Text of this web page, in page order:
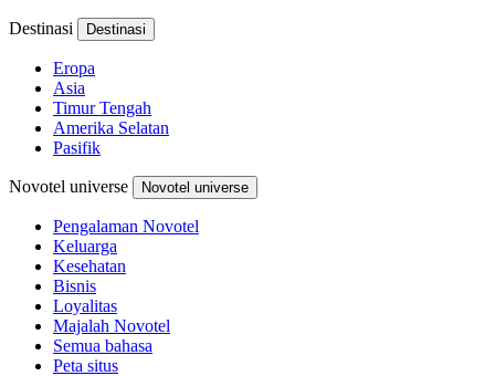
Destinasi Destinasi
Eropa
Asia
Timur Tengah
Amerika Selatan
Pasifik
Novotel universe Novotel universe
Pengalaman Novotel
Keluarga
Kesehatan
Bisnis
Loyalitas
Majalah Novotel
Semua bahasa
Peta situs